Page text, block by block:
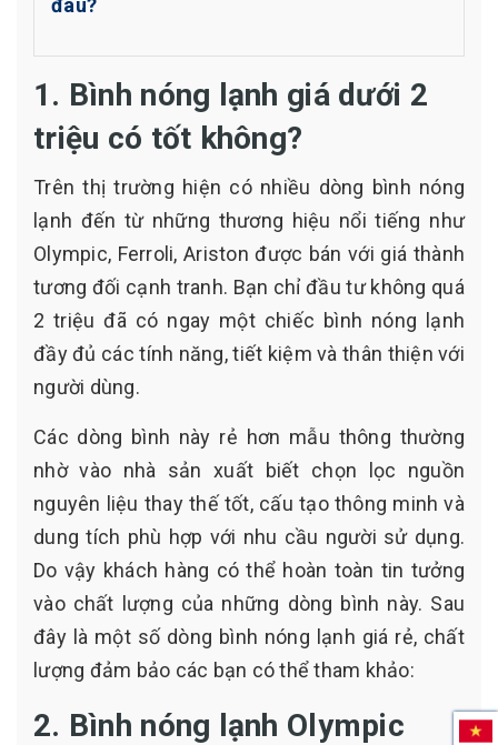
đâu?
1. Bình nóng lạnh giá dưới 2
triệu có tốt không?
Trên thị trường hiện có nhiều dòng bình nóng
lạnh đến từ những thương hiệu nổi tiếng như
Olympic, Ferroli, Ariston được bán với giá thành
tương đối cạnh tranh. Bạn chỉ đầu tư không quá
2 triệu đã có ngay một chiếc bình nóng lạnh
đầy đủ các tính năng, tiết kiệm và thân thiện với
người dùng.
Các dòng bình này rẻ hơn mẫu thông thường
nhờ vào nhà sản xuất biết chọn lọc nguồn
nguyên liệu thay thế tốt, cấu tạo thông minh và
dung tích phù hợp với nhu cầu người sử dụng.
Do vậy khách hàng có thể hoàn toàn tin tưởng
vào chất lượng của những dòng bình này. Sau
đây là một số dòng bình nóng lạnh giá rẻ, chất
lượng đảm bảo các bạn có thể tham khảo:
2. Bình nóng lạnh Olympic